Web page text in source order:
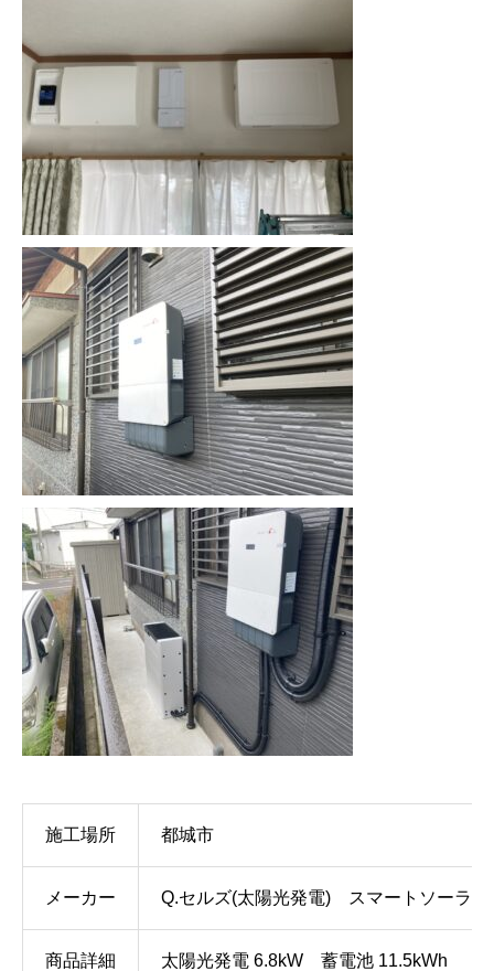
施工場所 都城市
メーカー Q.セルズ(太陽光発電) スマートソーラー
商品詳細 太陽光発電 6.8kW 蓄電池 11.5kWh